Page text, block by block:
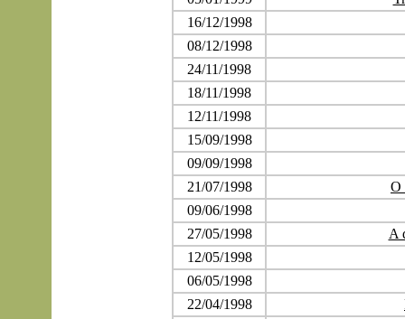
16/12/1998
08/12/1998
24/11/1998
18/11/1998
12/11/1998
15/09/1998
09/09/1998
21/07/1998
O
09/06/1998
27/05/1998
A
12/05/1998
06/05/1998
22/04/1998